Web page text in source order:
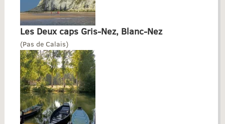
Les Deux caps Gris-Nez, Blanc-Nez
(Pas de Calais)